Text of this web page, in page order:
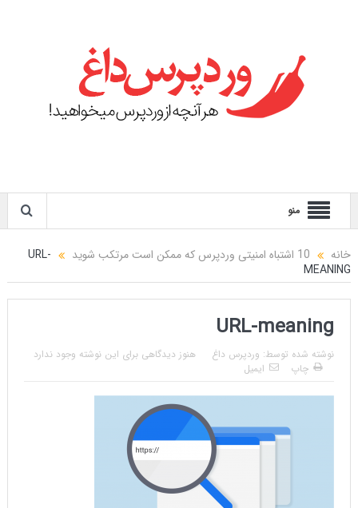
منو
خانه 10 اشتباه امنیتی وردپرس که ممکن است مرتکب شوید
URL-
MEANING
URL-meaning
نوشته شده توسط: وردپرس داغ
هنوز دیدگاهی برای این نوشته وجود ندارد
چاپ
ایمیل